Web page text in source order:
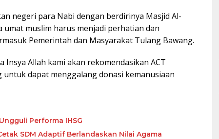
negeri para Nabi dengan berdirinya Masjid Al-
muslim harus menjadi perhatian dan
Pemerintah dan Masyarakat Tulang Bawang.
Insya Allah kami akan rekomendasikan ACT
dapat menggalang donasi kemanusiaan
Performa IHSG
SDM Adaptif Berlandaskan Nilai Agama